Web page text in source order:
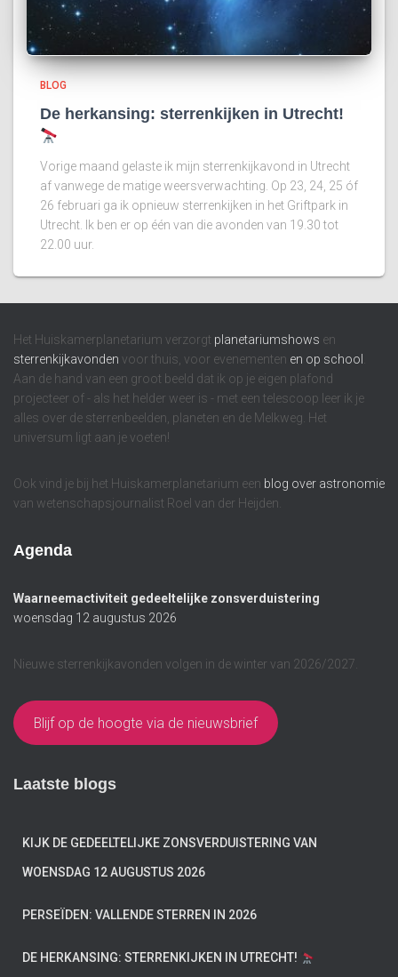
BLOG
De herkansing: sterrenkijken in Utrecht!
Vorige maand gelaste ik mijn sterrenkijkavond in Utrecht
af vanwege de matige weersverwachting. Op 23, 24, 25 óf
26 februari ga ik opnieuw sterrenkijken in het Griftpark in
Utrecht. Ik ben er op één van die avonden van 19.30 tot
22.00 uur.
Het Huiskamerplanetarium verzorgt planetariumshows en
sterrenkijkavonden voor thuis, voor evenementen en op school .
Aan de hand van een groot beeld dat ik op je eigen plafond
projecteer of - als het helder weer is - met een telescoop leer ik je
alles over de sterrenbeelden, planeten en de Melkweg. Het
universum ligt aan je voeten!
Ook vind je bij het Huiskamerplanetarium een blog over astronomie
van wetenschapsjournalist Roel van der Heijden.
Agenda
Waarneemactiviteit gedeeltelijke zonsverduistering
woensdag 12 augustus 2026
Nieuwe sterrenkijkavonden volgen in de winter van 2026/2027.
Blijf op de hoogte via de nieuwsbrief
Laatste blogs
KIJK DE GEDEELTELIJKE ZONSVERDUISTERING VAN
WOENSDAG 12 AUGUSTUS 2026
PERSEÏDEN: VALLENDE STERREN IN 2026
DE HERKANSING: STERRENKIJKEN IN UTRECHT!